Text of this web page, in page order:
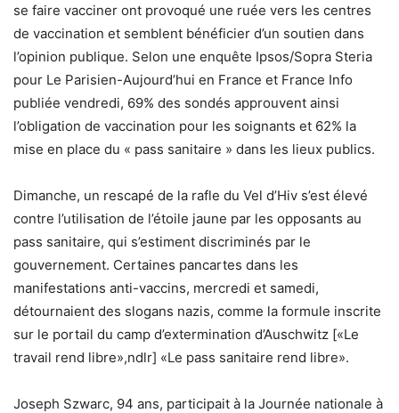
se faire vacciner ont provoqué une ruée vers les centres
de vaccination et semblent bénéficier d’un soutien dans
l’opinion publique. Selon une enquête Ipsos/Sopra Steria
pour Le Parisien-Aujourd’hui en France et France Info
publiée vendredi, 69% des sondés approuvent ainsi
l’obligation de vaccination pour les soignants et 62% la
mise en place du « pass sanitaire » dans les lieux publics.
Dimanche, un rescapé de la rafle du Vel d’Hiv s’est élevé
contre l’utilisation de l’étoile jaune par les opposants au
pass sanitaire, qui s’estiment discriminés par le
gouvernement. Certaines pancartes dans les
manifestations anti-vaccins, mercredi et samedi,
détournaient des slogans nazis, comme la formule inscrite
sur le portail du camp d’extermination d’Auschwitz [«Le
travail rend libre»,ndlr] «Le pass sanitaire rend libre».
Joseph Szwarc, 94 ans, participait à la Journée nationale à